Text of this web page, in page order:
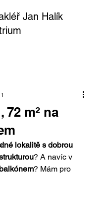
Jan Halík
72 m² na
lokalitě s dobrou
? A navíc v
? Mám pro